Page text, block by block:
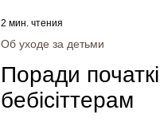
Поради
бебісіттерам
Об уходе за детьми
2 мин. чтения